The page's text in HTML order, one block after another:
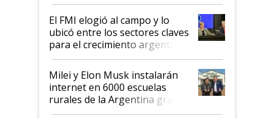
de Milei
El FMI elogió al campo y lo
ubicó entre los sectores claves
para el crecimiento argentino
Milei y Elon Musk instalarán
internet en 6000 escuelas
rurales de la Argentina gracias
a un acuerdo con Starlink